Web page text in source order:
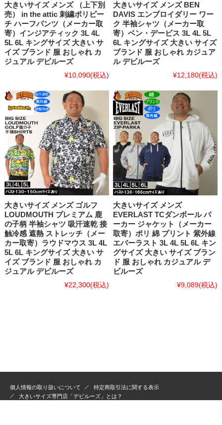
大きいサイズ メンズ （上下別
売） in the attic 刺繍ポリピー
チ ハーフパンツ（メーカー取
寄）インジアティック 3L 4L
5L 6L キングサイズ 大きい サ
イズ ブランド 服 おしゃれ カ
ジュアル デビルーズ
¥10,090(税込)
大きいサイズ メンズ BEN
DAVIS エンブロイダリー ワー
ク 半袖シャツ（メーカー取
寄）ベン・デービス 3L 4L 5L
6L キングサイズ 大きい サイズ
ブランド 服 おしゃれ カジュア
ル デビルーズ
¥12,180(税込)
大きいサイズ メンズ ゴルフ
LOUDMOUTH プレミアム 鹿
の子柄 半袖シャツ 吸汗速乾 接
触冷感 遮熱 ストレッチ（メー
カー取寄）ラウドマウス 3L 4L
5L 6L キングサイズ 大きい サ
イズ ブランド 服 おしゃれ カ
ジュアル デビルーズ
¥22,300(税込)
大きいサイズ メンズ
EVERLAST TCダンボール パ
ーカー ジャケット（メーカー
取寄）ポリ 綿 プリント 紫外線
エバーラスト 3L 4L 5L 6L キン
グサイズ 大きい サイズ ブラン
ド 服 おしゃれ カジュアル デ
ビルーズ
¥9,089(税込)
個人情報の取り扱いについて
特定商取引法に関する表示
大きいサイズ専門店「デビルーズ」とは？